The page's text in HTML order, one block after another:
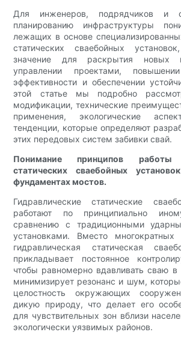
Для инженеров, подрядчиков и
планированию инфраструктуры
лежащих в основе
статических сваебойных
значение для раскрытия новых
управлении проектами,
эффективности и обеспечении
этой статье мы подробно
модификации, технические
применения, экологические
тенденции, которые определяют
этих передовых систем забивки свай.
Понимание принципов работы
статических сваебойных
фундаментах мостов.
Гидравлические статические
работают по принципиально
сравнению с традиционными
установками. Вместо
гидравлическая статическая
прикладывает постоянное
чтобы равномерно вдавливать сваю в
минимизирует резонанс и шум,
целостность окружающих
дикую природу, что делает его
для чувствительных зон вблизи
экологически уязвимых районов.